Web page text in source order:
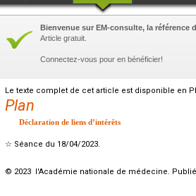
Bienvenue sur EM-consulte, la référence
Article gratuit.
Connectez-vous pour en bénéficier!
Le texte complet de cet article est disponible en
Plan
Déclaration de liens d’intérêts
☆ Séance du 18/04/2023.
© 2023 l'Académie nationale de médecine.